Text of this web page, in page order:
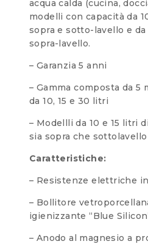
acqua calda (cucina,
modelli con capacità da
sopra e sotto-lavello e
sopra-lavello.
– Garanzia 5 anni
– Gamma composta da 5
da 10, 15 e 30 litri
– Modellli da 10 e 15 litri
sia sopra che sottolavello
Caratteristiche:
– Resistenze elettriche
– Bollitore
igienizzante “Blue
– Anodo al magnesio a